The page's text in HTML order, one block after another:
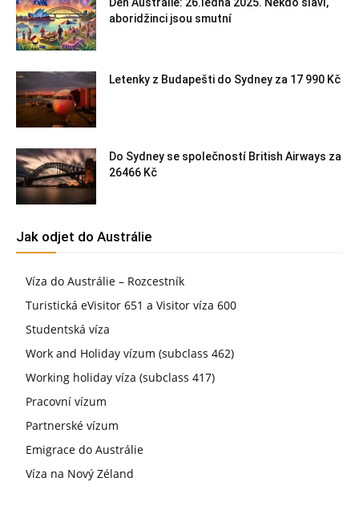
Den Austrálie: 26.ledna 2025. Někdo slaví,
aboridžinci jsou smutní
Letenky z Budapešti do Sydney za 17 990 Kč
Do Sydney se společností British Airways za
26466 Kč
Jak odjet do Austrálie
Víza do Austrálie – Rozcestník
Turistická eVisitor 651 a Visitor víza 600
Studentská víza
Work and Holiday vízum (subclass 462)
Working holiday víza (subclass 417)
Pracovní vízum
Partnerské vízum
Emigrace do Austrálie
Víza na Nový Zéland